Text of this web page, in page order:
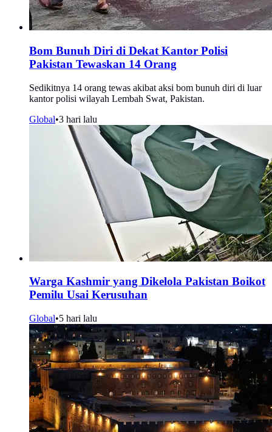
Bom Bunuh Diri di Dekat Kantor Polisi
Pakistan Tewaskan 14 Orang
Sedikitnya 14 orang tewas akibat aksi bom bunuh diri di luar
kantor polisi wilayah Lembah Swat, Pakistan.
Global•3 hari lalu
Warga Kashmir yang Dikelola Pakistan Boikot
Pemilu Usai Kerusuhan
Global•5 hari lalu